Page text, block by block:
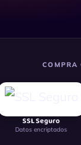
COMPRA
SSL Seguro
Datos encriptados